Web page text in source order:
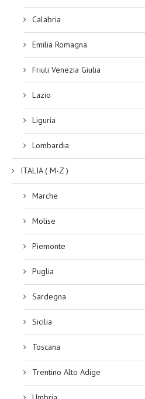
Calabria
Emilia Romagna
Friuli Venezia Giulia
Lazio
Liguria
Lombardia
ITALIA ( M-Z )
Marche
Molise
Piemonte
Puglia
Sardegna
Sicilia
Toscana
Trentino Alto Adige